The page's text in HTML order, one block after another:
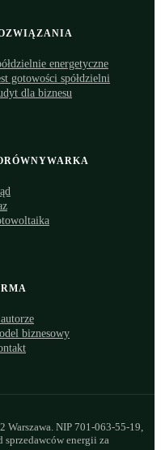
energetyczne
gotowości spółdzielni
dla biznesu
biznesowy
Warszawa. NIP 701-063-55-19,
energii za